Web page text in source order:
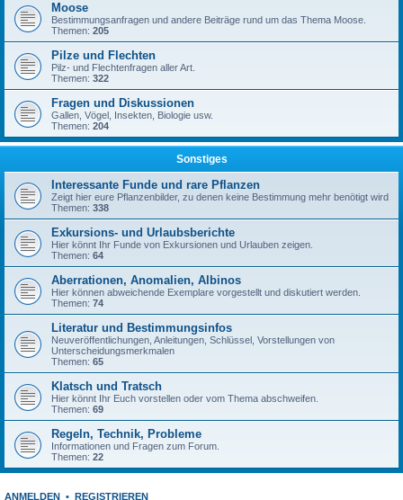
Moose
Bestimmungsanfragen und andere Beiträge rund um das Thema Moose.
Themen: 205
Pilze und Flechten
Pilz- und Flechtenfragen aller Art.
Themen: 322
Fragen und Diskussionen
Gallen, Vögel, Insekten, Biologie usw.
Themen: 204
Sonstiges
Interessante Funde und rare Pflanzen
Zeigt hier eure Pflanzenbilder, zu denen keine Bestimmung mehr benötigt wird
Themen: 338
Exkursions- und Urlaubsberichte
Hier könnt Ihr Funde von Exkursionen und Urlauben zeigen.
Themen: 64
Aberrationen, Anomalien, Albinos
Hier können abweichende Exemplare vorgestellt und diskutiert werden.
Themen: 74
Literatur und Bestimmungsinfos
Neuveröffentlichungen, Anleitungen, Schlüssel, Vorstellungen von
Unterscheidungsmerkmalen
Themen: 65
Klatsch und Tratsch
Hier könnt Ihr Euch vorstellen oder vom Thema abschweifen.
Themen: 69
Regeln, Technik, Probleme
Informationen und Fragen zum Forum.
Themen: 22
ANMELDEN • REGISTRIEREN